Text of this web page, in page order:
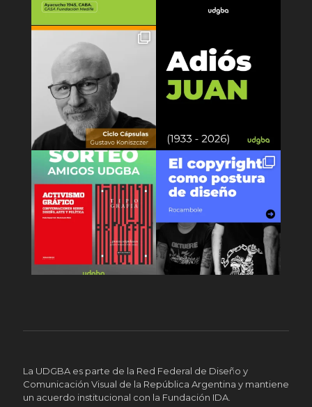
La UDGBA es parte de la Red Federal de Diseño y
Comunicación Visual de la República Argentina y mantiene
un acuerdo institucional con la Fundación IDA.